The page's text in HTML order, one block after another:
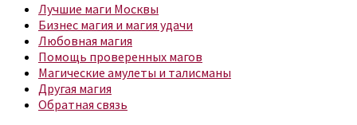
Лучшие маги Москвы
Бизнес магия и магия удачи
Любовная магия
Помощь проверенных магов
Магические амулеты и талисманы
Другая магия
Обратная связь